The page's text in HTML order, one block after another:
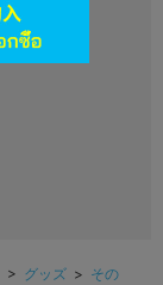
> グッズ > その